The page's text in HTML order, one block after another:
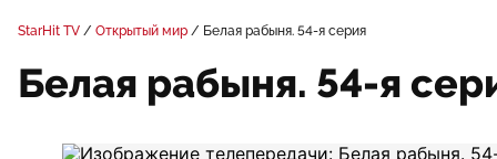
StarHit TV Открытый мир Белая рабыня. 54-я серия
Белая рабыня. 54-я